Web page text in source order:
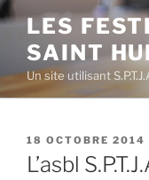
Aller
contenu
principal
LES
SAINT
Un site utilisant
PUBLIÉ
LE
18 OCTOBRE 2014
L’asbl